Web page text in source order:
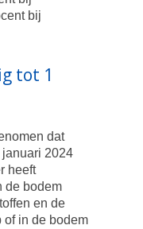
bij
tot 1
dat
2024
heeft
de bodem
en de
of in de bodem